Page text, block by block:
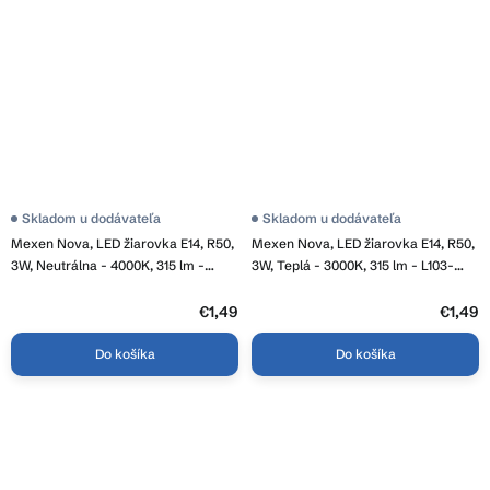
Mexen Nova, LED žiarovka E14, R50,
3W, Neutrálna - 4000K, 315 lm -
Skladom u dodávateľa
€1,49
Do košíka
Mexen Nova, LED žiarovka E14, R50,
3W, Teplá - 3000K, 315 lm - L103-
Skladom u dodávateľa
€1,49
Do košíka